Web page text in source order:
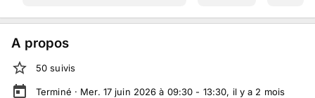
A propos
50 suivis
Terminé · Mer. 17 juin 2026 à 09:30 - 13:30, il y a 2 mois